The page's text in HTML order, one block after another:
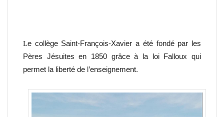
Le collège Saint-François-Xavier a été fondé par les
Pères Jésuites en 1850 grâce à la loi Falloux qui
permet la liberté de l’enseignement.